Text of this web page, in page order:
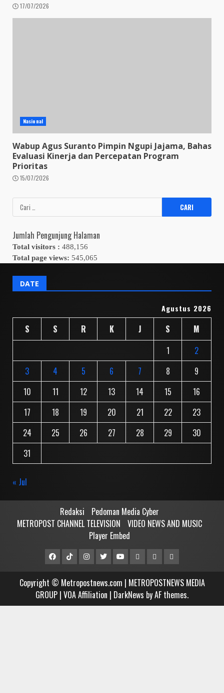
17/07/2026
Nasional
Wabup Agus Suranto Pimpin Ngupi Jajama, Bahas
Evaluasi Kinerja dan Percepatan Program
Prioritas
15/07/2026
Cari
untuk:
Jumlah Pengunjung Halaman
Total visitors : 488,156
Total page views: 545,065
DATE
Agustus 2026
S S R K J S
M
1
2
3
4 5 6 7 8
9
10
11 12 13 14 15
16
17
18 19 20 21 22
23
24
25 26 27 28 29
30
31
« Jul
Redaksi
Pedoman Media Cyber
METROPOST CHANNEL TELEVISION
VIDEO NEWS AND MUSIC
Player Embed
FacebookTiktok
Metropostnews
Media
Group
Instagram
TwitterYoutubeMCTVVIDEO
NEWS
AND
MUSIC
Player
Embed
Copyright © Metropostnews.com | METROPOSTNEWS MEDIA
GROUP | VOA Affiliation | DarkNews by AF themes.